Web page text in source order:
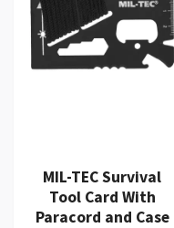
MIL-TEC Survival
Tool Card With
Paracord and Case